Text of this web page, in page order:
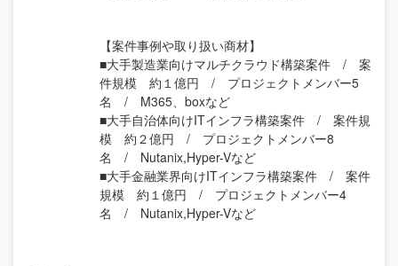
【案件事例や取り扱い商材】
■大手製造業向けマルチクラウド構築案件 / 案
件規模 約１億円 / プロジェクトメンバー5
名 / M365、boxなど
■大手自治体向けITインフラ構築案件 / 案件規
模 約２億円 / プロジェクトメンバー8
名 / Nutanix,Hyper-Vなど
■大手金融業界向けITインフラ構築案件 / 案件
規模 約１億円 / プロジェクトメンバー4
名 / Nutanix,Hyper-Vなど